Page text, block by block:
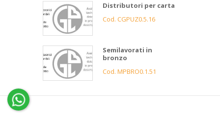
Distributori per carta
Cod. CGPUZ0.5.16
Semilavorati in
bronzo
Cod. MPBRO0.1.51